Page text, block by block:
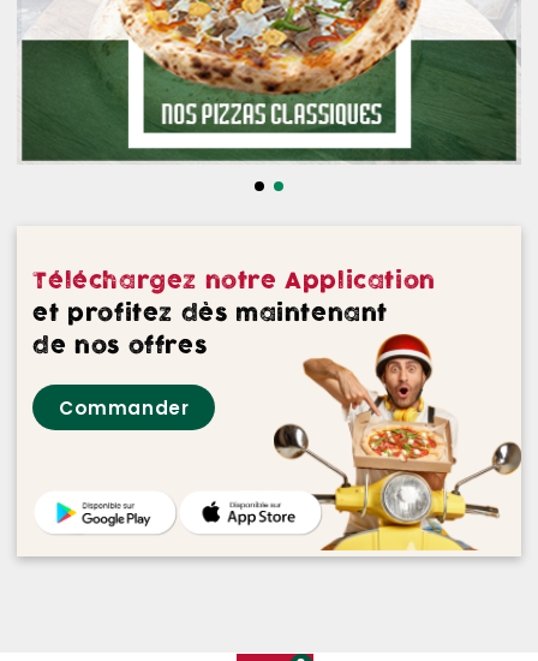
NOS PANINIS
NOS SALADES
NOS DESSERTS
NOS VINS ROUGES
NOS VINS ROSES
NOS VINS BLANCS
Téléchargez notre Application
et profitez dès maintenant
de nos offres
Commander